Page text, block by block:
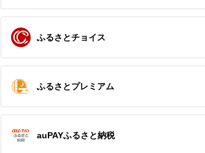
ふるさとチョイス
ふるさとプレミアム
auPAYふるさと納税